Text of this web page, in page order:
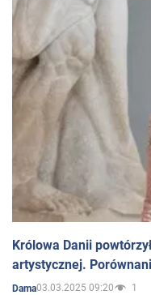
Królowa Danii
artystycznej.
Dama03.03.2025 09:20 1